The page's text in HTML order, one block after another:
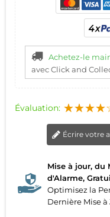
Achetez-le
avec Click and
Évaluation:
Écrire votre
Mise à jour, du
d'Alarme,
Optimisez la
Dernière Mise